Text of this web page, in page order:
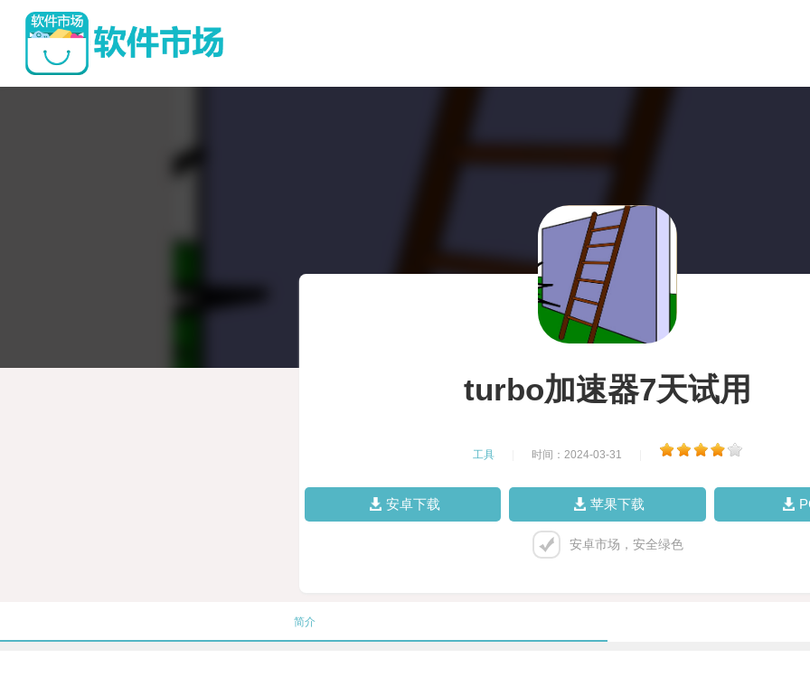
turbo加速器7天试用
工具 时间：2024-03-31
安卓下载 苹果下载
安卓市场，安全绿色
简介